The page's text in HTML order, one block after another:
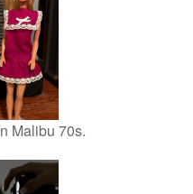
Malibu 70s.